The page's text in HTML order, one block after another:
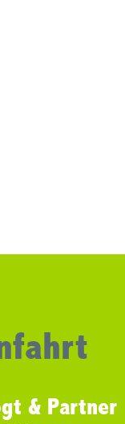
& Partner